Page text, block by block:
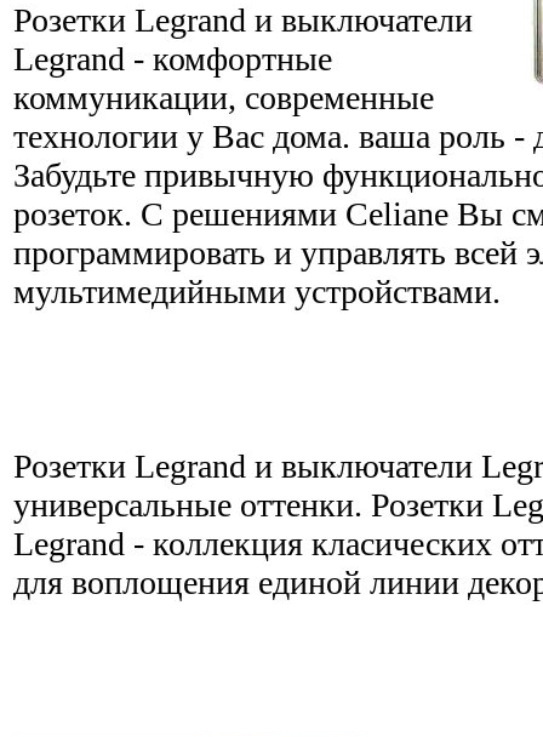
Розетки Legrand и выключатели
Legrand - комфортные
коммуникации, современные
технологии у Вас дома. ваша роль -
Забудьте привычную
розеток. С решениями Celiane Вы
программировать и управлять всей
мультимедийными устройствами.
Розетки Legrand и выключатели
универсальные оттенки. Розетки
Legrand - коллекция класических
для воплощения единой линии